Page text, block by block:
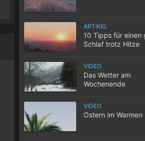
ARTIKEL
10 Tipps für einen
Schlaf trotz Hitze
VIDEO
Das Wetter am
Wochenende
VIDEO
Ostern im Warmen